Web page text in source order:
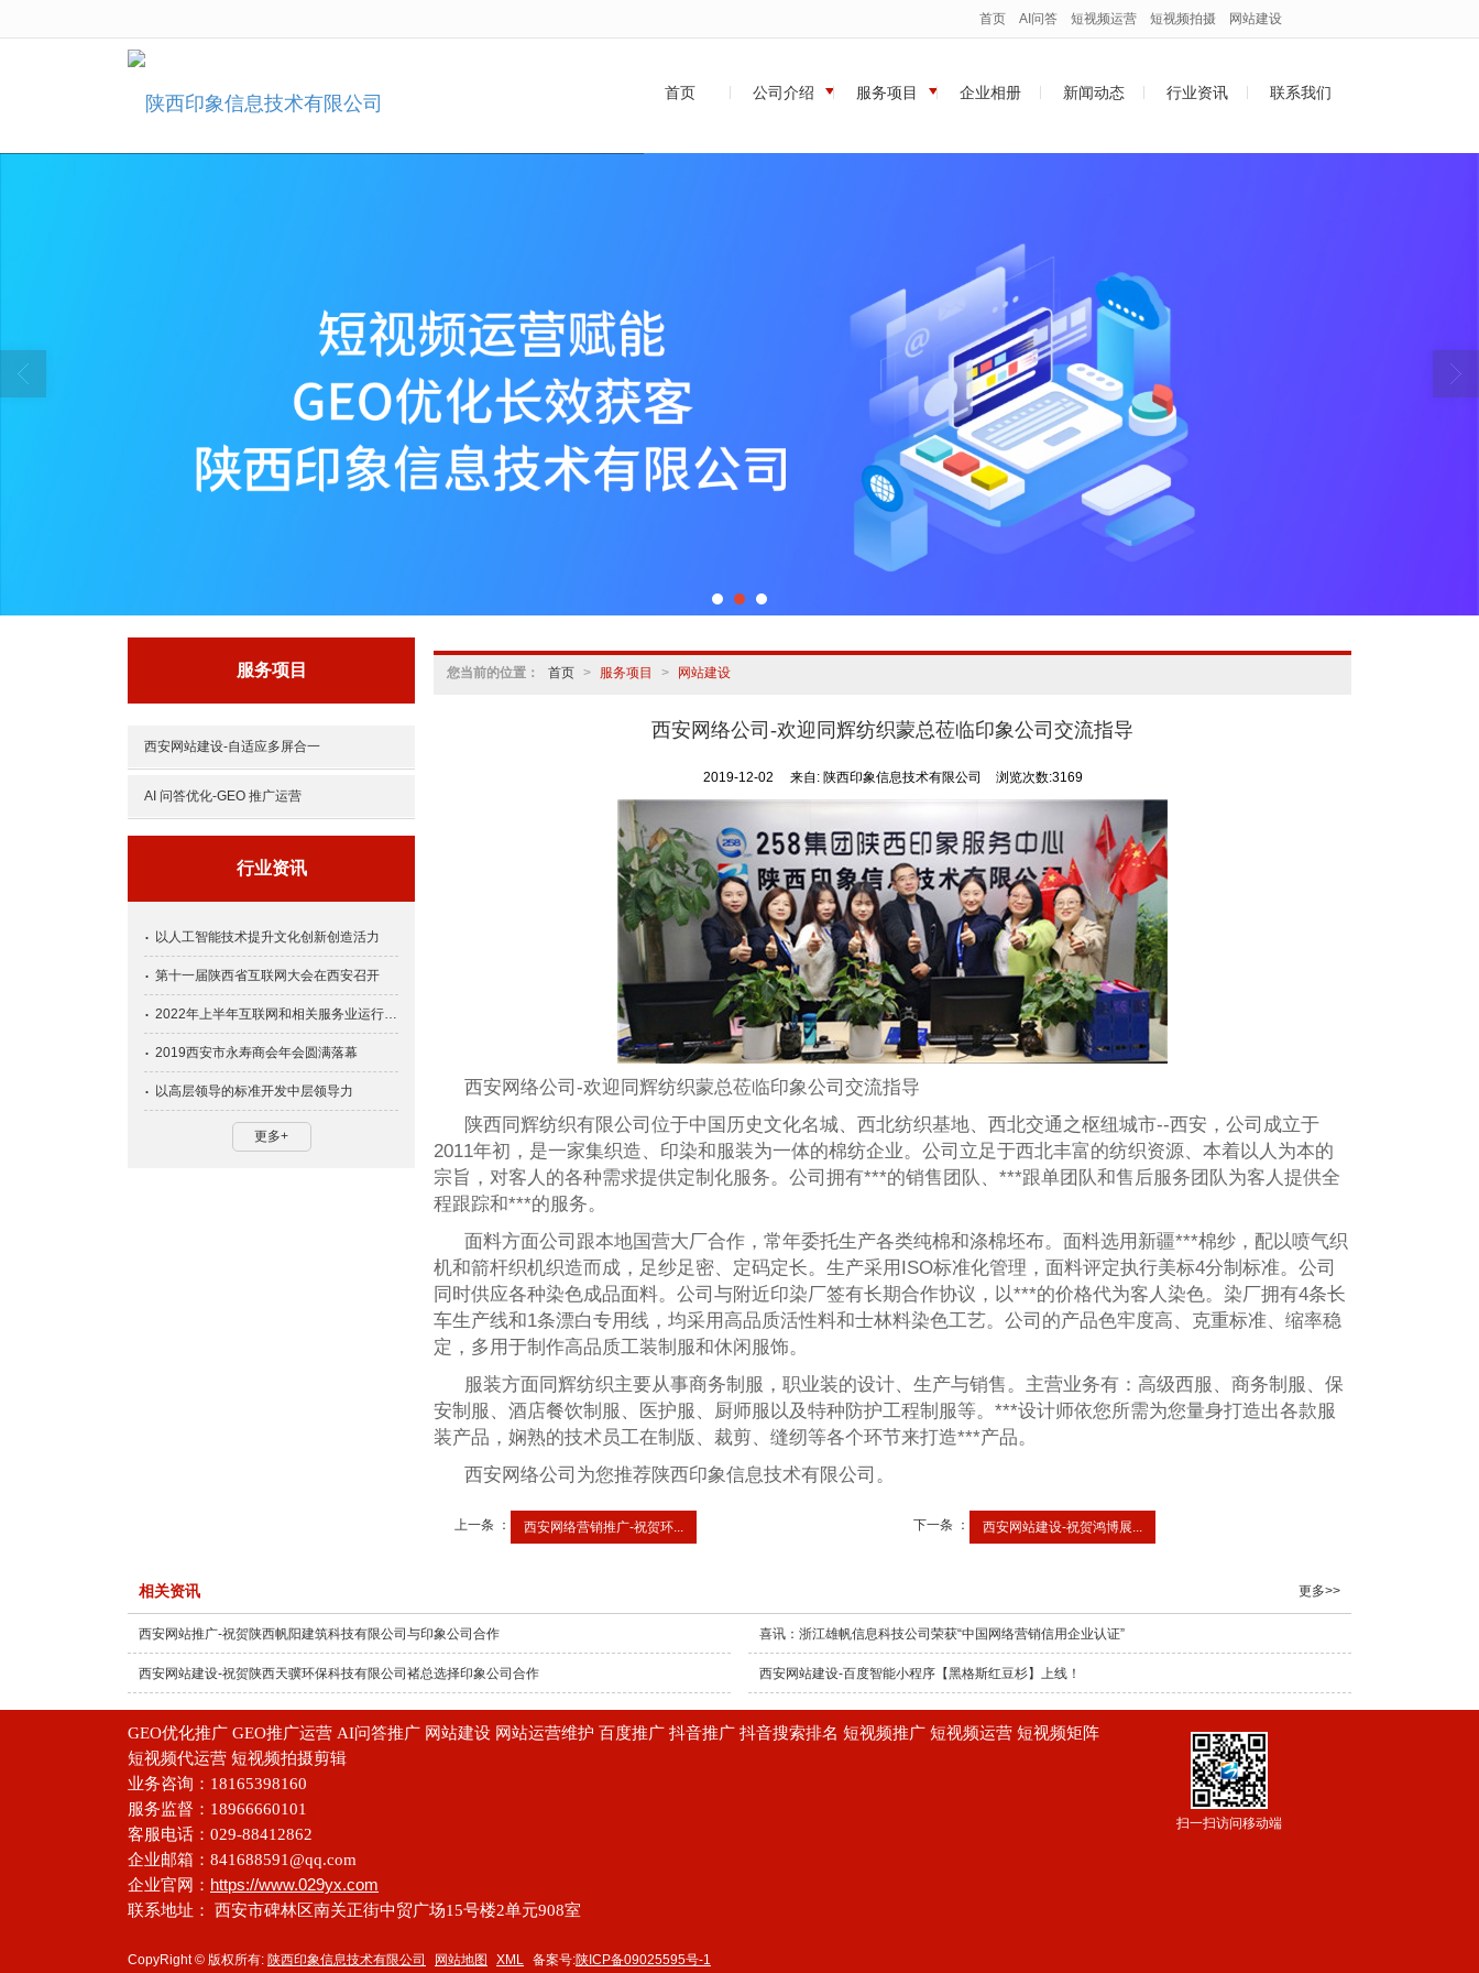
首页 AI问答 短视频运营 短视频拍摄 网站建设
首页 公司介绍 服务项目 企业相册 新闻动态 行业资讯 联系我们
您当前的位置： 首页 > 服务项目 > 网站建设
西安网络公司-欢迎同辉纺织蒙总莅临印象公司交流指导
2019-12-02 来自: 陕西印象信息技术有限公司 浏览次数:3169
西安网络公司-欢迎同辉纺织蒙总莅临印象公司交流指导
陕西同辉纺织有限公司位于中国历史文化名城、西北纺织基地、西北交通之枢纽城市--西安，公司成立于
2011年初，是一家集织造、印染和服装为一体的棉纺企业。公司立足于西北丰富的纺织资源、本着以人为本的
宗旨，对客人的各种需求提供定制化服务。公司拥有***的销售团队、***跟单团队和售后服务团队为客人提供全
程跟踪和***的服务。
面料方面公司跟本地国营大厂合作，常年委托生产各类纯棉和涤棉坯布。面料选用新疆***棉纱，配以喷气织
机和箭杆织机织造而成，足纱足密、定码定长。生产采用ISO标准化管理，面料评定执行美标4分制标准。公司
同时供应各种染色成品面料。公司与附近印染厂签有长期合作协议，以***的价格代为客人染色。染厂拥有4条长
车生产线和1条漂白专用线，均采用高品质活性料和士林料染色工艺。公司的产品色牢度高、克重标准、缩率稳
定，多用于制作高品质工装制服和休闲服饰。
服装方面同辉纺织主要从事商务制服，职业装的设计、生产与销售。主营业务有：高级西服、商务制服、保
安制服、酒店餐饮制服、医护服、厨师服以及特种防护工程制服等。***设计师依您所需为您量身打造出各款服
装产品，娴熟的技术员工在制版、裁剪、缝纫等各个环节来打造***产品。
西安网络公司为您推荐陕西印象信息技术有限公司。
上一条 ： 西安网络营销推广-祝贺环... 下一条 ： 西安网站建设-祝贺鸿博展...
服务项目
西安网站建设-自适应多屏合一
AI 问答优化-GEO 推广运营
行业资讯
以人工智能技术提升文化创新创造活力
第十一届陕西省互联网大会在西安召开
2022年上半年互联网和相关服务业运行情况
2019西安市永寿商会年会圆满落幕
以高层领导的标准开发中层领导力
更多+
相关资讯 更多>>
西安网站推广-祝贺陕西帆阳建筑科技有限公司与印象公司合作 喜讯：浙江雄帆信息科技公司荣获“中国网络营销信用企业认证”
西安网站建设-祝贺陕西天骥环保科技有限公司褚总选择印象公司合作 西安网站建设-百度智能小程序【黑格斯红豆杉】上线！
GEO优化推广 GEO推广运营 AI问答推广 网站建设 网站运营维护 百度推广 抖音推广 抖音搜索排名 短视频推广 短视频运营 短视频矩阵
短视频代运营 短视频拍摄剪辑
业务咨询：18165398160
服务监督：18966660101
客服电话：029-88412862
企业邮箱：841688591@qq.com
企业官网： https://www.029yx.com
联系地址： 西安市碑林区南关正街中贸广场15号楼2单元908室
CopyRight © 版权所有: 陕西印象信息技术有限公司 网站地图 XML 备案号:陕ICP备09025595号-1
扫一扫访问移动端